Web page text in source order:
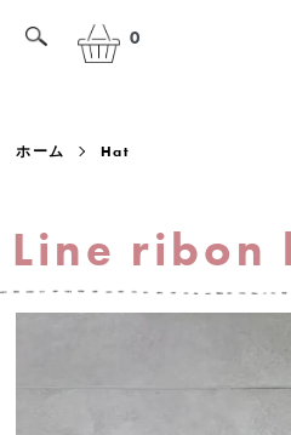
0
ホーム Hat
Line ribon